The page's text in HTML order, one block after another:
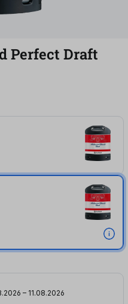
Perfect Draft
– 11.08.2026